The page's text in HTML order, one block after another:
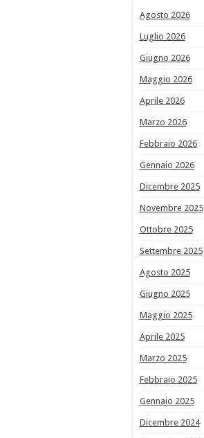
Agosto 2026
Luglio 2026
Giugno 2026
Maggio 2026
Aprile 2026
Marzo 2026
Febbraio 2026
Gennaio 2026
Dicembre 2025
Novembre 2025
Ottobre 2025
Settembre 2025
Agosto 2025
Giugno 2025
Maggio 2025
Aprile 2025
Marzo 2025
Febbraio 2025
Gennaio 2025
Dicembre 2024